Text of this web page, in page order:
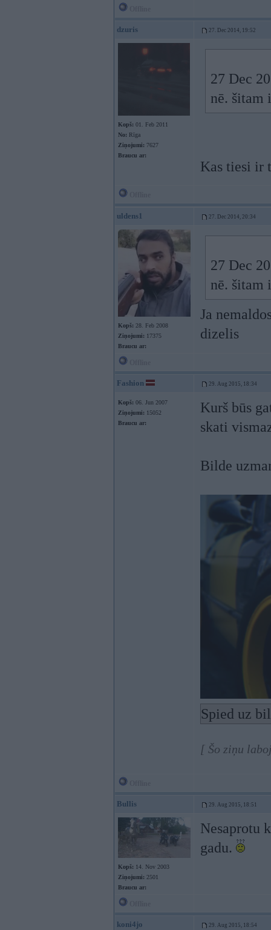
dzuris 27. Dec 2014, 19:52
Kopš: 01. Feb 2011
No: Rīga
Ziņojumi: 7627
Braucu ar:
27 Dec
nē. šitam
Kas tiesi ir
uldens1 27. Dec 2014, 20:34
Kopš: 28. Feb 2008
Ziņojumi: 17375
Braucu ar:
27 Dec
nē. šitam
Ja
dizelis
Fashion 29. Aug 2015, 18:34
Kopš: 06. Jun 2007
Ziņojumi: 15052
Braucu ar:
Kurš būs
skati
Bilde
Spied uz
[ Šo ziņu
Bullis 29. Aug 2015, 18:51
Kopš: 14. Nov 2003
Ziņojumi: 2501
Braucu ar:
Nesaprotu
gadu.
koni4jo 29. Aug 2015, 18:54